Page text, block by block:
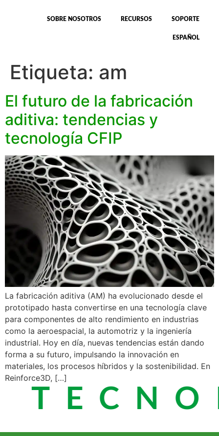
SOBRE NOSOTROS RECURSOS SOPORTE
ESPAÑOL
Etiqueta: am
El futuro de la fabricación
aditiva: tendencias y
tecnología CFIP
La fabricación aditiva (AM) ha evolucionado desde el
prototipado hasta convertirse en una tecnología clave
para componentes de alto rendimiento en industrias
como la aeroespacial, la automotriz y la ingeniería
industrial. Hoy en día, nuevas tendencias están dando
forma a su futuro, impulsando la innovación en
materiales, los procesos híbridos y la sostenibilidad. En
Reinforce3D, […]